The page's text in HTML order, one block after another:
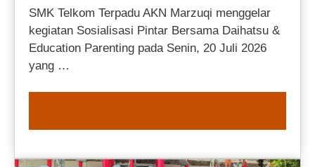
SMK Telkom Terpadu AKN Marzuqi menggelar
kegiatan Sosialisasi Pintar Bersama Daihatsu &
Education Parenting pada Senin, 20 Juli 2026
yang …